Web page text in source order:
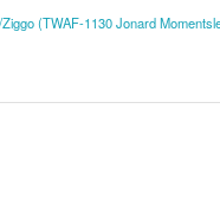
(TWAF-1130 Jonard